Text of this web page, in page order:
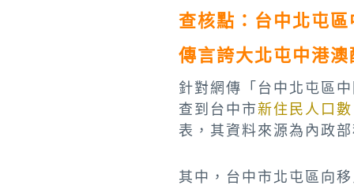
查核點： 台中北屯
傳言誇大北屯中港
針對網傳「台中北屯區
查到台中市新住民人口數
表，其資料來源為內政
其中，台中市北屯區向